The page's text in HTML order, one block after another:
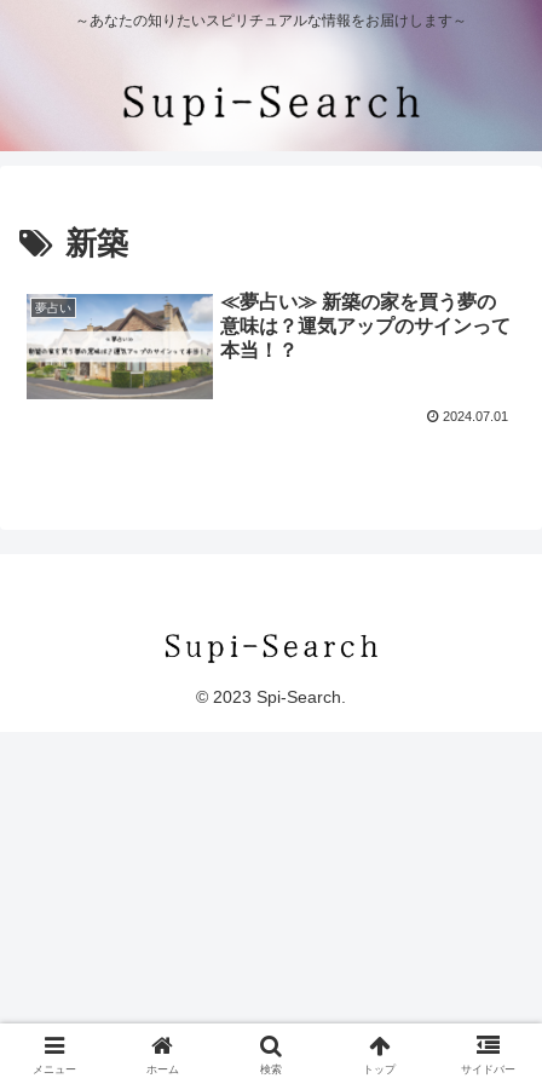
～あなたの知りたいスピリチュアルな情報をお届けします～
新築
夢占い
≪夢占い≫ 新築の家を買う夢の
意味は？運気アップのサインって
本当！？
2024.07.01
© 2023 Spi-Search.
メニュー ホーム 検索 トップ サイドバー